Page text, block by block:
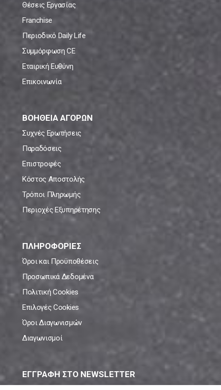
Θέσεις Εργασίας
Franchise
Περιοδικό Daily Life
Συμμόρφωση CE
Εταιρική Ευθύνη
Επικοινωνία
ΒΟΗΘΕΙΑ ΑΓΟΡΩΝ
Συχνές Ερωτήσεις
Παραδόσεις
Επιστροφές
Κόστος Αποστολής
Τρόποι Πληρωμής
Περιοχές Εξυπηρέτησης
ΠΛΗΡΟΦΟΡΙΕΣ
Όροι και Προϋποθέσεις
Προσωπικά Δεδομένα
Πολιτική Cookies
Επιλογές Cookies
Όροι Διαγωνισμών
Διαγωνισμοί
ΕΓΓΡΑΦΗ ΣΤΟ NEWSLETTER